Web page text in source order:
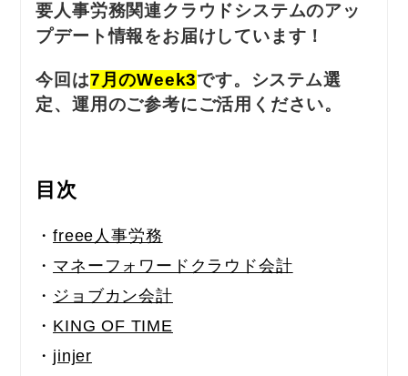
要人事労務関連クラウドシステムのアッ
プデート情報をお届けしています！
今回は7月のWeek3です。システム選
定、運用のご参考にご活用ください。
目次
・freee人事労務
・ マネーフォワードクラウド会計
・ ジョブカン会計
・ KING OF TIME
・ jinjer